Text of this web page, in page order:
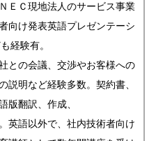
ＥＣ現地法人のサービス事業
向け発表英語プレゼンテーシ
経験有。
との会議、交渉やお客様への
説明など経験多数。契約書、
版翻訳、作成、
英語以外で、社内技術者向け